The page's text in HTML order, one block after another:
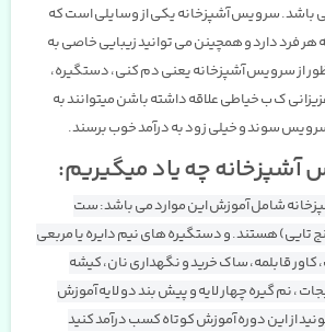
سرویس آشپزخانه یکی از وسایلی است که
هر فرد دارد و همچینن می توانید زیبایی خاصی به
از سرویس آشپزخانه یعنی دم کنی، دستگیره،
ک ب خیاطی علاقه داشته باشن میتوانند به
سوند و خیلی زود به درآمد خوب برسند.
آشپزخانه چه یاد میگیریم:
شامل آموزش این موارد می باشد: ست
تایی) هستند. و دستگیره های نیم دایره یا مربعی
قابلمه، ساک خرید و نگهداری نان، کیشه
، نم گیره چهار لایه و پیش بند دو لایه آموزش
از این دوره آموزش کوتاه کسب درآمد کنید